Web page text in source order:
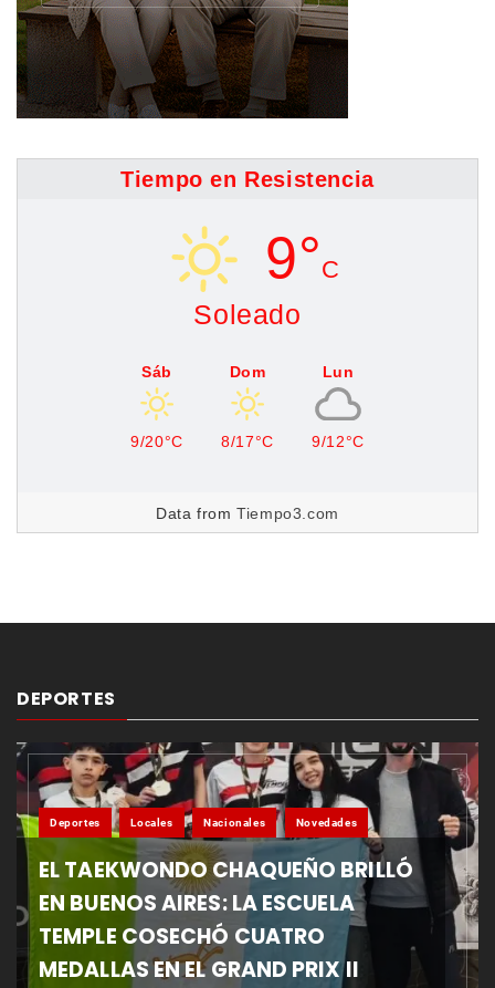
Tiempo en Resistencia
9°C
Soleado
Sáb
9/20°C
Dom
8/17°C
Lun
9/12°C
Data fromTiempo3.com
DEPORTES
Deportes Locales Nacionales Novedades
EL TAEKWONDO CHAQUEÑO BRILLÓ
EN BUENOS AIRES: LA ESCUELA
TEMPLE COSECHÓ CUATRO
MEDALLAS EN EL GRAND PRIX II